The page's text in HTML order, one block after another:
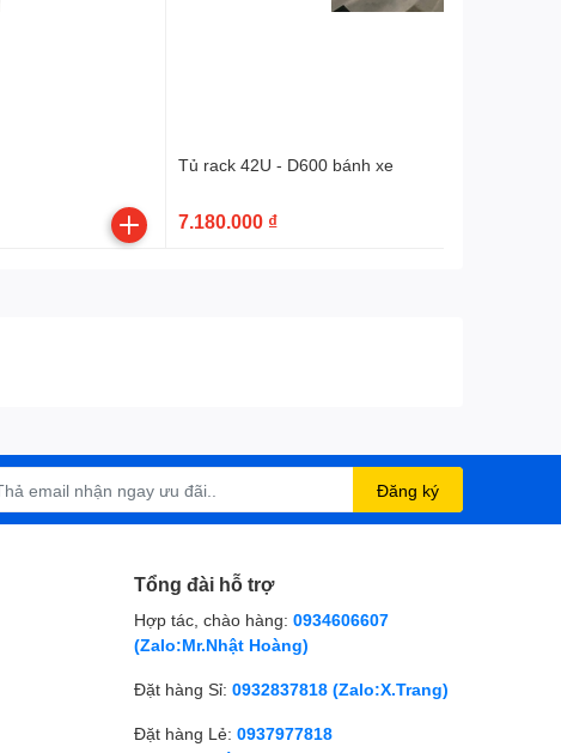
Tủ rack 42U - D600 bánh xe
7.180.000 ₫
Đăng ký
Tổng đài hỗ trợ
Hợp tác, chào hàng: 0934606607
(Zalo:Mr.Nhật Hoàng)
Đặt hàng Sỉ: 0932837818 (Zalo:X.Trang)
Đặt hàng Lẻ: 0937977818